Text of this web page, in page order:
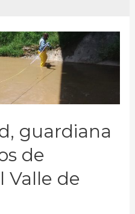
guardiana
de
Valle de